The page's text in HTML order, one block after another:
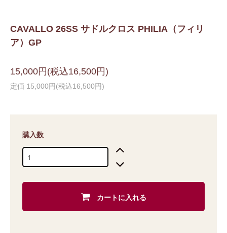
CAVALLO 26SS サドルクロス PHILIA（フィリ
ア）GP
15,000円(税込16,500円)
定価 15,000円(税込16,500円)
購入数
カートに入れる